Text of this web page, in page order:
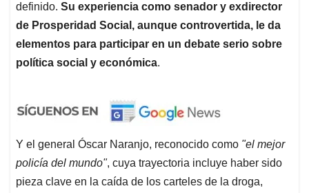
definido. Su experiencia como senador y exdirector
de Prosperidad Social, aunque controvertida, le da
elementos para participar en un debate serio sobre
política social y económica.
Y el general Óscar Naranjo, reconocido como "el mejor
policía del mundo", cuya trayectoria incluye haber sido
pieza clave en la caída de los carteles de la droga,